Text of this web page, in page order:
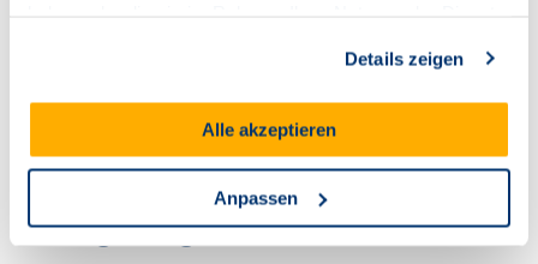
Details zeigen
Alle akzeptieren
Anpassen
Mehr lesen
Häufige Fragen und Antworten